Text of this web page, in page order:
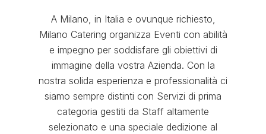
A Milano, in Italia e ovunque richiesto,
Milano Catering organizza Eventi con abilità
e impegno per soddisfare gli obiettivi di
immagine della vostra Azienda. Con la
nostra solida esperienza e professionalità ci
siamo sempre distinti con Servizi di prima
categoria gestiti da Staff altamente
selezionato e una speciale dedizione al